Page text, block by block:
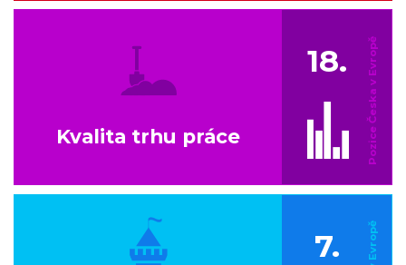
Kvalita trhu práce
18.
7.